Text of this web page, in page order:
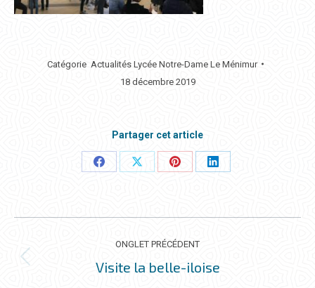
Catégorie Actualités Lycée Notre-Dame Le Ménimur
18 décembre 2019
Partager cet article
PartagerPartagerPartagerPartager
NAVIGATION
DE
COMMENTAIRE
ONGLET PRÉCÉDENT
Onglet
Visite la belle-iloise